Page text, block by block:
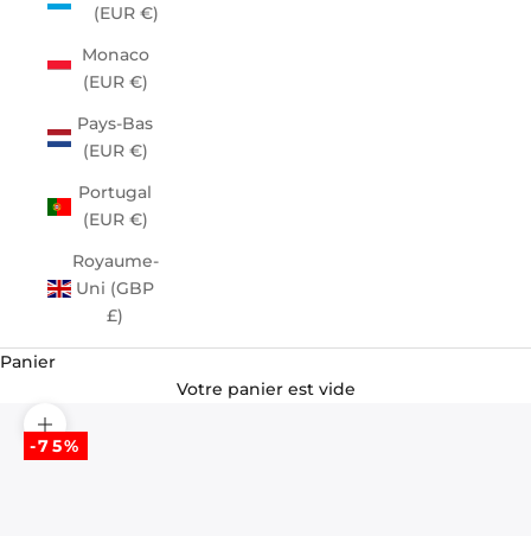
(EUR €)
Monaco
(EUR €)
Pays-Bas
(EUR €)
Portugal
(EUR €)
Royaume-
Uni (GBP
£)
Panier
Votre panier est vide
Zoomer sur l'image
-75%